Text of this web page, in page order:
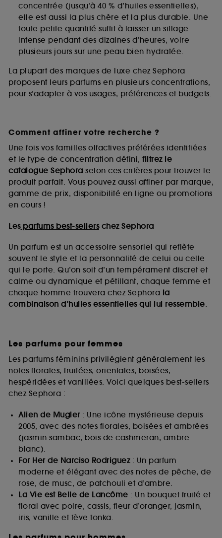
concentrée (jusqu’à 40 % d’huiles essentielles),
elle est aussi la plus chère et la plus durable. Une
toute petite quantité suffit à laisser un sillage
intense pendant des dizaines d’heures, voire
plusieurs jours sur une peau bien hydratée.
La plupart des marques de luxe chez Sephora
proposent leurs parfums en plusieurs concentrations,
pour s’adapter à vos usages, préférences et budgets.
Comment affiner votre recherche ?
Une fois vos familles olfactives préférées identifiées
et le type de concentration défini, filtrez le
catalogue Sephora selon ces critères pour trouver le
produit parfait. Vous pouvez aussi affiner par marque,
gamme de prix, disponibilité en ligne ou promotions
en cours !
Lesparfums best-sellerschez Sephora
Un parfum est un accessoire sensoriel qui reflète
souvent le style et la personnalité de celui ou celle
qui le porte. Qu’on soit d’un tempérament discret et
calme ou dynamique et pétillant, chaque femme et
chaque homme trouvera chez Sephora la
combinaison d’huiles essentielles qui lui ressemble.
Les parfums pour femmes
Les parfums féminins privilégient généralement les
notes florales, fruitées, orientales, boisées,
hespéridées et vanillées. Voici quelques best-sellers
chez Sephora :
Alien de Mugler: Une icône mystérieuse depuis
2005, avec des notes florales, boisées et ambrées
(jasmin sambac, bois de cashmeran, ambre
blanc).
For Her de Narciso Rodriguez: Un parfum
moderne et élégant avec des notes de pêche, de
rose, de musc, de patchouli et d’ambre.
La Vie est Belle de Lancôme : Un bouquet fruité et
floral avec poire, cassis, fleur d’oranger, jasmin,
iris, vanille et fève tonka.